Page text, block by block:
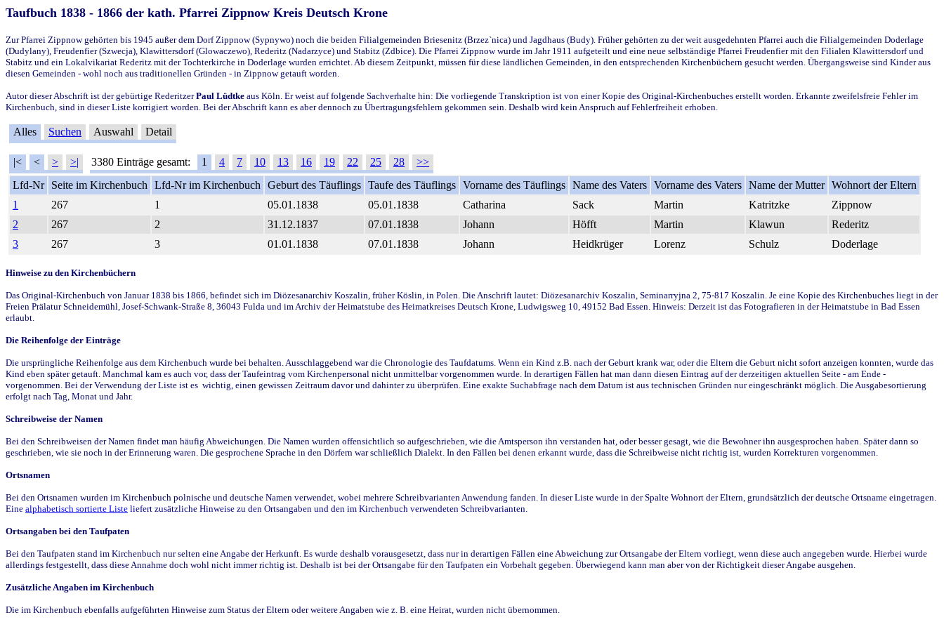
Taufbuch 1838 - 1866 der kath. Pfarrei Zippnow Kreis Deutsch Krone
Zur Pfarrei Zippnow gehörten bis 1945 außer dem Dorf Zippnow (Sypnywo) noch die beiden Filialgemeinden Briesenitz (Brzez`nica) und Jagdhaus (Budy). Früher gehörten zu der weit ausgedehnten Pfarrei auch die Filialgemeinden Doderlage
(Dudylany), Freudenfier (Szwecja), Klawittersdorf (Glowaczewo), Rederitz (Nadarzyce) und Stabitz (Zdbice). Die Pfarrei Zippnow wurde im Jahr 1911 aufgeteilt und eine neue selbständige Pfarrei Freudenfier mit den Filialen Klawittersdorf und
Stabitz und ein Lokalvikariat Rederitz mit der Tochterkirche in Doderlage wurden errichtet. Ab diesem Zeitpunkt, müssen für diese ländlichen Gemeinden, in den entsprechenden Kirchenbüchern gesucht werden. Übergangsweise sind Kinder aus
diesen Gemeinden - wohl noch aus traditionellen Gründen - in Zippnow getauft worden.
Autor dieser Abschrift ist der gebürtige RederitzerPaul Lüdtke aus Köln. Er weist auf folgende Sachverhalte hin: Die vorliegende Transkription ist von einer Kopie des Original-Kirchenbuches erstellt worden. Erkannte zweifelsfreie Fehler im
Kirchenbuch, sind in dieser Liste korrigiert worden. Bei der Abschrift kann es aber dennoch zu Übertragungsfehlern gekommen sein. Deshalb wird kein Anspruch auf Fehlerfreiheit erhoben.
Alles Suchen Auswahl Detail
|< < > >| 3380 Einträge gesamt: 1 4 7 10 13 16 19 22 25 28
>>
Lfd-Nr
Seite im Kirchenbuch Lfd-Nr im Kirchenbuch Geburt des Täuflings Taufe des Täuflings Vorname des Täuflings Name des Vaters Vorname des Vaters Name der Mutter Wohnort der Eltern
1
267 1 05.01.1838 05.01.1838 Catharina Sack Martin Katritzke
Zippnow
2
267 2 31.12.1837 07.01.1838 Johann Höfft Martin Klawun
Rederitz
3
267 3 01.01.1838 07.01.1838 Johann Heidkrüger Lorenz Schulz Doderlage
Hinweise zu den Kirchenbüchern
Das Original-Kirchenbuch von Januar 1838 bis 1866, befindet sich im Diözesanarchiv Koszalin, früher Köslin, in Polen. Die Anschrift lautet: Diözesanarchiv Koszalin, Seminarryjna 2, 75-817 Koszalin. Je eine Kopie des Kirchenbuches liegt in der
Freien Prälatur Schneidemühl, Josef-Schwank-Straße 8, 36043 Fulda und im Archiv der Heimatstube des Heimatkreises Deutsch Krone, Ludwigsweg 10, 49152 Bad Essen. Hinweis: Derzeit ist das Fotografieren in der Heimatstube in Bad Essen
erlaubt.
Die Reihenfolge der Einträge
Die ursprüngliche Reihenfolge aus dem Kirchenbuch wurde bei behalten. Ausschlaggebend war die Chronologie des Taufdatums. Wenn ein Kind z.B. nach der Geburt krank war, oder die Eltern die Geburt nicht sofort anzeigen konnten, wurde das
Kind eben später getauft. Manchmal kam es auch vor, dass der Taufeintrag vom Kirchenpersonal nicht unmittelbar vorgenommen wurde. In derartigen Fällen hat man dann diesen Eintrag auf der derzeitigen aktuellen Seite - am Ende -
vorgenommen. Bei der Verwendung der Liste ist es wichtig, einen gewissen Zeitraum davor und dahinter zu überprüfen. Eine exakte Suchabfrage nach dem Datum ist aus technischen Gründen nur eingeschränkt möglich. Die Ausgabesortierung
erfolgt nach Tag, Monat und Jahr.
Schreibweise der Namen
Bei den Schreibweisen der Namen findet man häufig Abweichungen. Die Namen wurden offensichtlich so aufgeschrieben, wie die Amtsperson ihn verstanden hat, oder besser gesagt, wie die Bewohner ihn ausgesprochen haben. Später dann so
geschrieben, wie sie noch in der Erinnerung waren. Die gesprochene Sprache in den Dörfern war schließlich Dialekt. In den Fällen bei denen erkannt wurde, dass die Schreibweise nicht richtig ist, wurden Korrekturen vorgenommen.
Ortsnamen
Bei den Ortsnamen wurden im Kirchenbuch polnische und deutsche Namen verwendet, wobei mehrere Schreibvarianten Anwendung fanden. In dieser Liste wurde in der Spalte Wohnort der Eltern, grundsätzlich der deutsche Ortsname eingetragen.
Eine alphabetisch sortierte Liste liefert zusätzliche Hinweise zu den Ortsangaben und den im Kirchenbuch verwendeten Schreibvarianten.
Ortsangaben bei den Taufpaten
Bei den Taufpaten stand im Kirchenbuch nur selten eine Angabe der Herkunft. Es wurde deshalb vorausgesetzt, dass nur in derartigen Fällen eine Abweichung zur Ortsangabe der Eltern vorliegt, wenn diese auch angegeben wurde. Hierbei wurde
allerdings festgestellt, dass diese Annahme doch wohl nicht immer richtig ist. Deshalb ist bei der Ortsangabe für den Taufpaten ein Vorbehalt gegeben. Überwiegend kann man aber von der Richtigkeit dieser Angabe ausgehen.
Zusätzliche Angaben im Kirchenbuch
Die im Kirchenbuch ebenfalls aufgeführten Hinweise zum Status der Eltern oder weitere Angaben wie z. B. eine Heirat, wurden nicht übernommen.